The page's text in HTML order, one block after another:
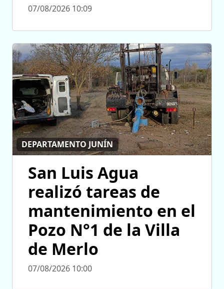
07/08/2026 10:09
DEPARTAMENTO JUNÍN
San Luis Agua
realizó tareas de
mantenimiento en el
Pozo N°1 de la Villa
de Merlo
07/08/2026 10:00